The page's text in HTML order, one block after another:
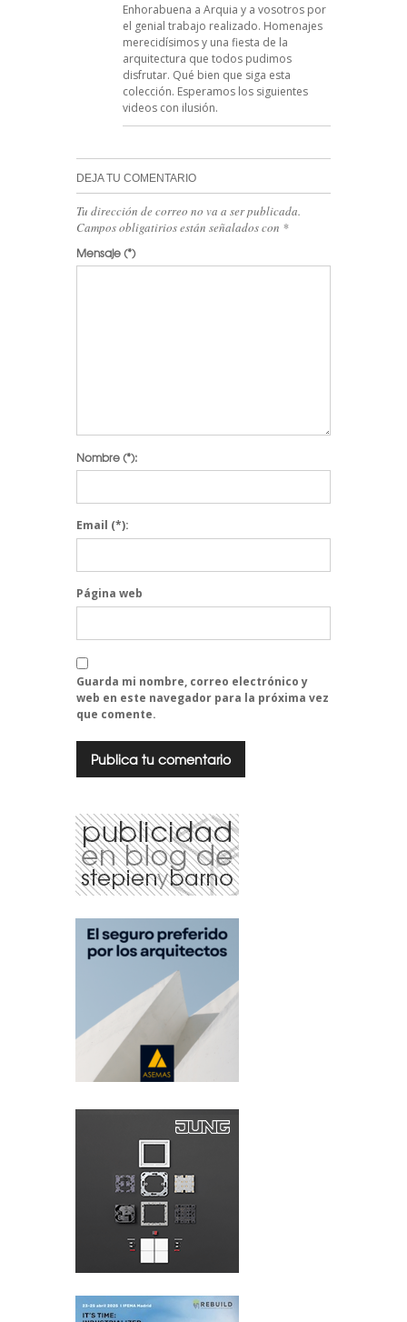
Enhorabuena a Arquia y a vosotros por
el genial trabajo realizado. Homenajes
merecidísimos y una fiesta de la
arquitectura que todos pudimos
disfrutar. Qué bien que siga esta
colección. Esperamos los siguientes
videos con ilusión.
DEJA TU COMENTARIO
Tu dirección de correo no va a ser publicada.
Campos obligatirios están señalados con *
Mensaje(*)
Nombre(*):
Email (*):
Página web
Guarda mi nombre, correo electrónico y
web en este navegador para la próxima vez
que comente.